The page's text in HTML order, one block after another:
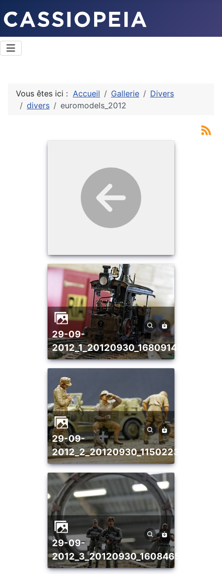
Vous êtes ici : Accueil Gallerie
Divers
divers
euromodels_2012
29-09-
2012_1_20120930_1680914120
29-09-
2012_2_20120930_1150223354
29-09-
2012_3_20120930_1608465431